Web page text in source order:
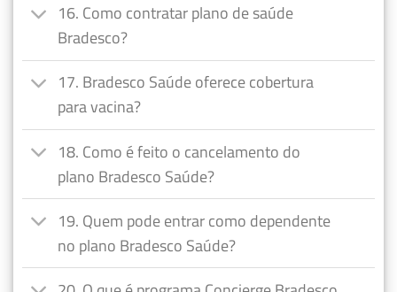
16. Como contratar plano de saúde
Bradesco?
17. Bradesco Saúde oferece cobertura
para vacina?
18. Como é feito o cancelamento do
plano Bradesco Saúde?
19. Quem pode entrar como dependente
no plano Bradesco Saúde?